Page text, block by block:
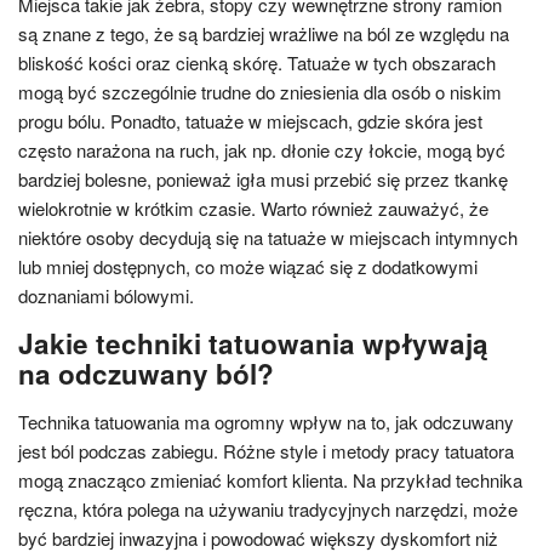
są znane z tego, że są bardziej wrażliwe na ból ze względu na
bliskość kości oraz cienką skórę. Tatuaże w tych obszarach
mogą być szczególnie trudne do zniesienia dla osób o niskim
progu bólu. Ponadto, tatuaże w miejscach, gdzie skóra jest
często narażona na ruch, jak np. dłonie czy łokcie, mogą być
bardziej bolesne, ponieważ igła musi przebić się przez tkankę
wielokrotnie w krótkim czasie. Warto również zauważyć, że
niektóre osoby decydują się na tatuaże w miejscach intymnych
lub mniej dostępnych, co może wiązać się z dodatkowymi
doznaniami bólowymi.
Jakie techniki tatuowania wpływają
na odczuwany ból?
Technika tatuowania ma ogromny wpływ na to, jak odczuwany
jest ból podczas zabiegu. Różne style i metody pracy tatuatora
mogą znacząco zmieniać komfort klienta. Na przykład technika
ręczna, która polega na używaniu tradycyjnych narzędzi, może
być bardziej inwazyjna i powodować większy dyskomfort niż